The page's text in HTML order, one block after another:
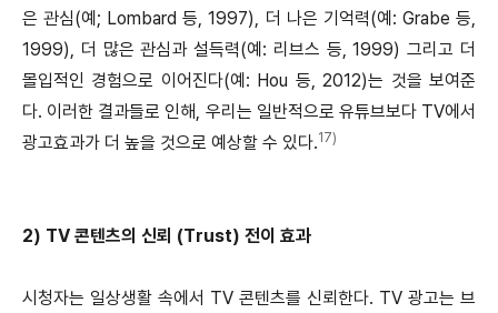
은 관심(예; Lombard 등, 1997), 더 나은 기억력(예: Grabe 등,
1999), 더 많은 관심과 설득력(예: 리브스 등, 1999) 그리고 더
몰입적인 경험으로 이어진다(예: Hou 등, 2012)는 것을 보여준
다. 이러한 결과들로 인해, 우리는 일반적으로 유튜브보다 TV에서
광고효과가 더 높을 것으로 예상할 수 있다.17)
2) TV 콘텐츠의 신뢰 (Trust) 전이 효과
시청자는 일상생활 속에서 TV 콘텐츠를 신뢰한다. TV 광고는 브